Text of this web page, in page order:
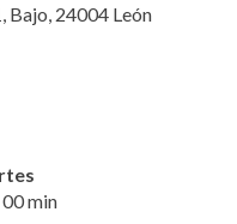
Bajo, 24004 León
min